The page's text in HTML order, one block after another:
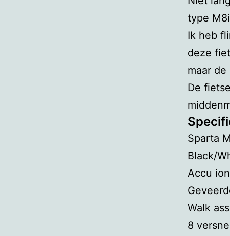
type
Ik heb
deze
maar
De
Sparta
Black/
Accu
Walk
8